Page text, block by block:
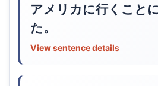
アメリカに行くこと
た。
View sentence details